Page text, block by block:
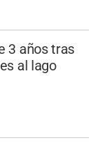
3 años tras
al lago